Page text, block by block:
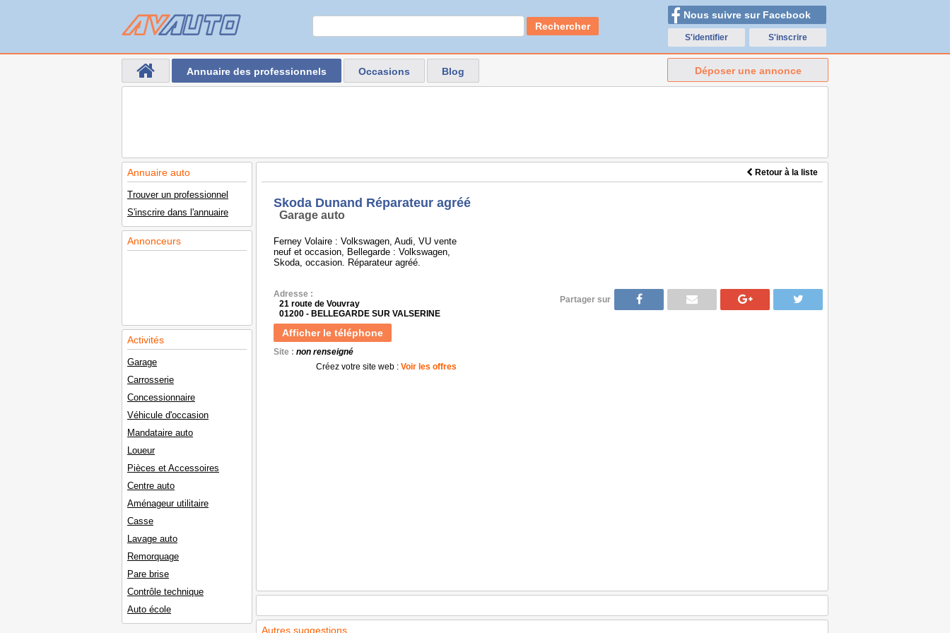
Rechercher
Nous suivre sur Facebook
S'identifier S'inscrire
Annuaire des professionnels Occasions Blog Déposer une annonce
Annuaire auto
Trouver un professionnel
S'inscrire dans l'annuaire
Annonceurs
Activités
Garage
Carrosserie
Concessionnaire
Véhicule d'occasion
Mandataire auto
Loueur
Pièces et Accessoires
Centre auto
Aménageur utilitaire
Casse
Lavage auto
Remorquage
Pare brise
Contrôle technique
Auto école
Retour à la liste
Skoda Dunand Réparateur agréé
Garage auto
Ferney Volaire : Volkswagen, Audi, VU vente
neuf et occasion, Bellegarde : Volkswagen,
Skoda, occasion. Réparateur agréé.
Adresse :
21 route de Vouvray
01200 - BELLEGARDE SUR VALSERINE
Afficher le téléphone
Site : non renseigné
Créez votre site web : Voir les offres
Partager sur
Autres suggestions